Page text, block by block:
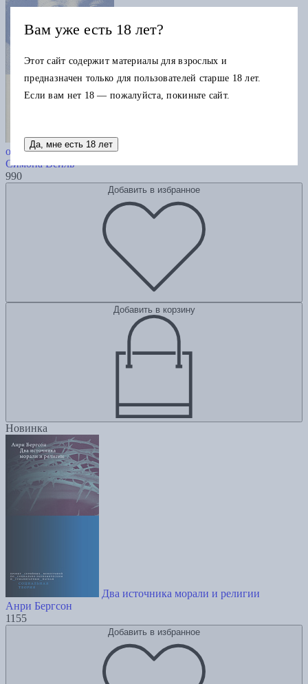
Укоренение: Введение в Декларацию
обязанностей по отношению к человеку
Симона Вейль
990
Добавить в избранное
Добавить в корзину
Новинка
Два источника морали и религии
Анри Бергсон
1155
Добавить в избранное
Вам уже есть 18 лет?
Этот сайт содержит материалы для взрослых и
предназначен только для пользователей старше 18 лет.
Если вам нет 18 — пожалуйста, покиньте сайт.
Да, мне есть 18 лет